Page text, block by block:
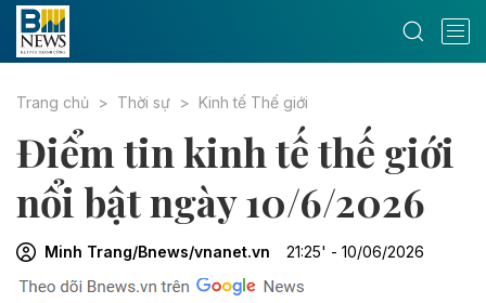
Trang chủ Thời sự Kinh tế Thế giới
Điểm tin kinh tế thế giới
nổi bật ngày 10/6/2026
Minh Trang/Bnews/vnanet.vn 21:25' - 10/06/2026